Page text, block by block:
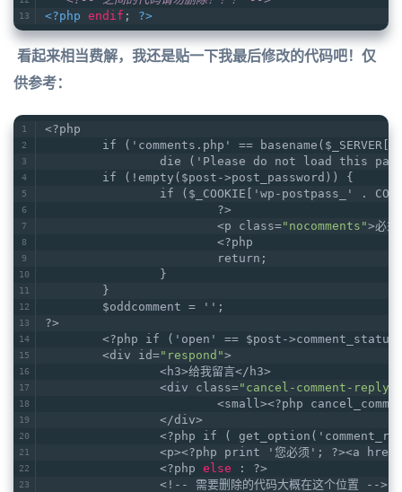
<?php endif ; ?>
看起来相当费解，我还是贴一下我最后修改的代码吧！仅
供参考：
<?php
if ('comments.php' ==
die ('Please do not load this
	if (!empty($post->post_password)) {
if ($_COOKIE['wp-postpass_' .
			?>
			<p class=
"nocomments">必须
			<?php
			return;
		}
	}
	$oddcomment = '';
?>
<?php if ('open' == $post-
	<div id=
"respond">
		<h3>给我留言</h3>
		<div class=
"cancel-comment-reply"
<small><?php
		</div>
<?php if (
		<p><?php print '您必须'; ?><a href=
		<?php
else : ?>
                <!-- 需要删除的代码大概在这个位置 -->